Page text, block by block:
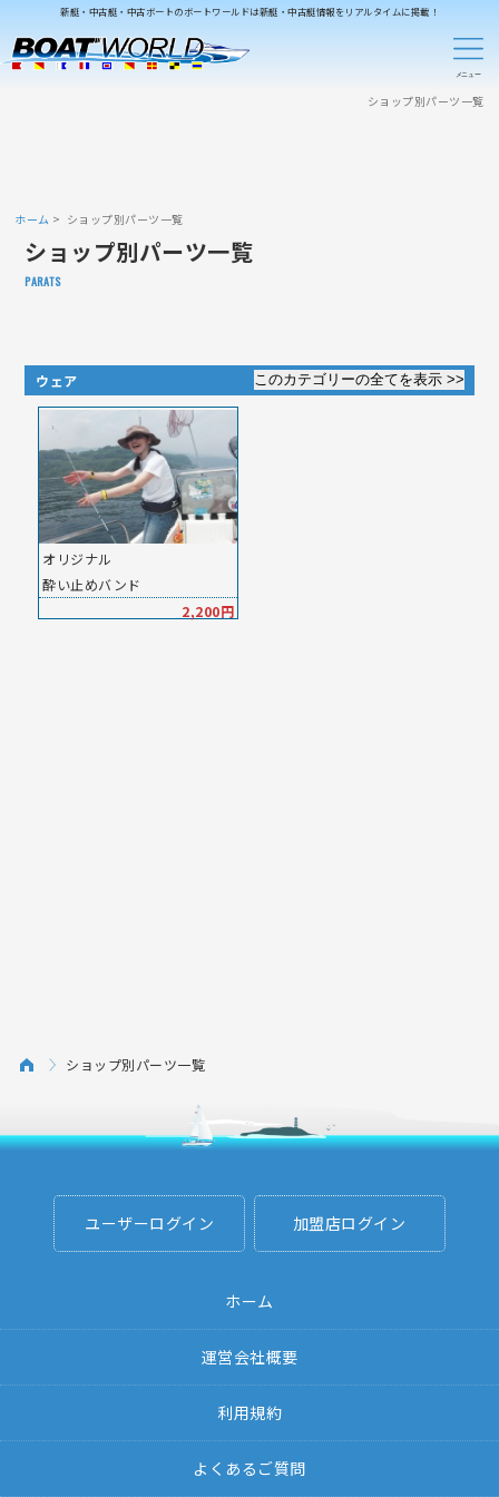
新艇・中古艇・中古ボートのボートワールドは新艇・中古艇情報をリアルタイムに掲載！
ショップ別パーツ一覧
ホーム ショップ別パーツ一覧
ショップ別パーツ一覧
PARATS
ウェア
オリジナル
酔い止めバンド
2,200円
ショップ別パーツ一覧
ユーザーログイン 加盟店ログイン
ホーム
運営会社概要
利用規約
よくあるご質問